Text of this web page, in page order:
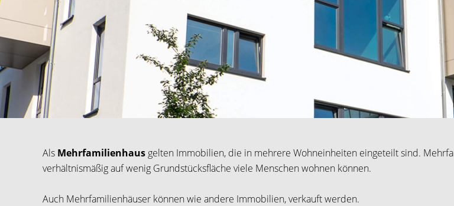
Als Mehrfamilienhaus gelten Immobilien, die in mehrere Wohneinheiten eingeteilt sind.
verhältnismäßig auf wenig Grundstücksfläche viele Menschen wohnen können.
Auch Mehrfamilienhäuser können wie andere Immobilien, verkauft werden.